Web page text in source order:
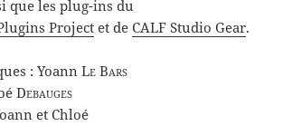
que les plug-ins du
Project et deCALF Studio Gear.
: YoannLe Bars
Debauges
et Chloé